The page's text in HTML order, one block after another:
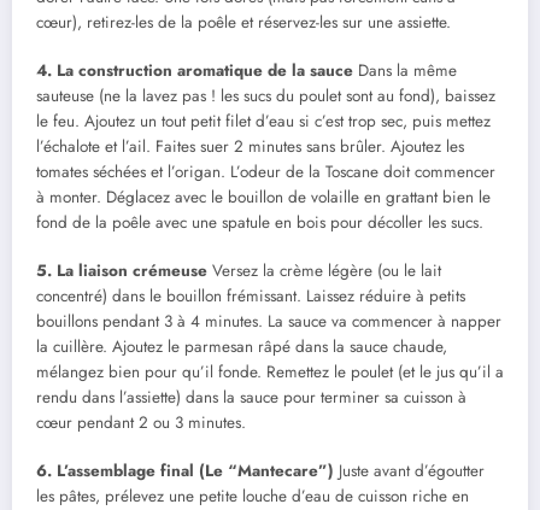
cœur), retirez-les de la poêle et réservez-les sur une assiette.
4. La construction aromatique de la sauce Dans la même
sauteuse (ne la lavez pas ! les sucs du poulet sont au fond), baissez
le feu. Ajoutez un tout petit filet d’eau si c’est trop sec, puis mettez
l’échalote et l’ail. Faites suer 2 minutes sans brûler. Ajoutez les
tomates séchées et l’origan. L’odeur de la Toscane doit commencer
à monter. Déglacez avec le bouillon de volaille en grattant bien le
fond de la poêle avec une spatule en bois pour décoller les sucs.
5. La liaison crémeuse Versez la crème légère (ou le lait
concentré) dans le bouillon frémissant. Laissez réduire à petits
bouillons pendant 3 à 4 minutes. La sauce va commencer à napper
la cuillère. Ajoutez le parmesan râpé dans la sauce chaude,
mélangez bien pour qu’il fonde. Remettez le poulet (et le jus qu’il a
rendu dans l’assiette) dans la sauce pour terminer sa cuisson à
cœur pendant 2 ou 3 minutes.
6. L’assemblage final (Le “Mantecare”) Juste avant d’égoutter
les pâtes, prélevez une petite louche d’eau de cuisson riche en